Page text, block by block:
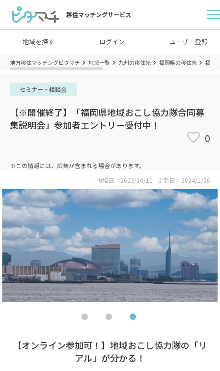
移住マッチングサービス
地域を探す ログイン ユーザー登録
地方移住マッチングピタマチ 地域一覧 九州の移住先 福岡県の移住先 福岡
セミナー・相談会
【※開催終了】「福岡県地域おこし協力隊合同募
集説明会」参加者エントリー受付中！
0
※この情報には、広告が含まれる場合があります。
投稿日：2023/10/11
更新日：2024/1/26
【オンライン参加可！】地域おこし協力隊の「リ
アル」が分かる！